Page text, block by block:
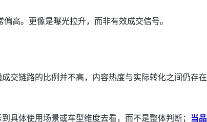
高。更像是曝光拉升，而非有效成交信号。
交链路的比例并不高，内容热度与实际转化之间仍存在
具体使用场景或车型维度去看，而不是整体判断； 当品